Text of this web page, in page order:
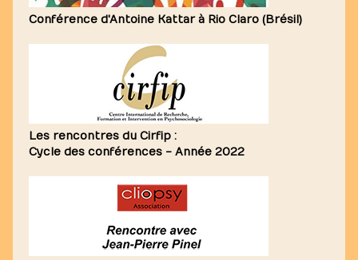
Conférence d'Antoine Kattar à Rio Claro (Brésil)
Les rencontres du Cirfip :
Cycle des conférences - Année 2022